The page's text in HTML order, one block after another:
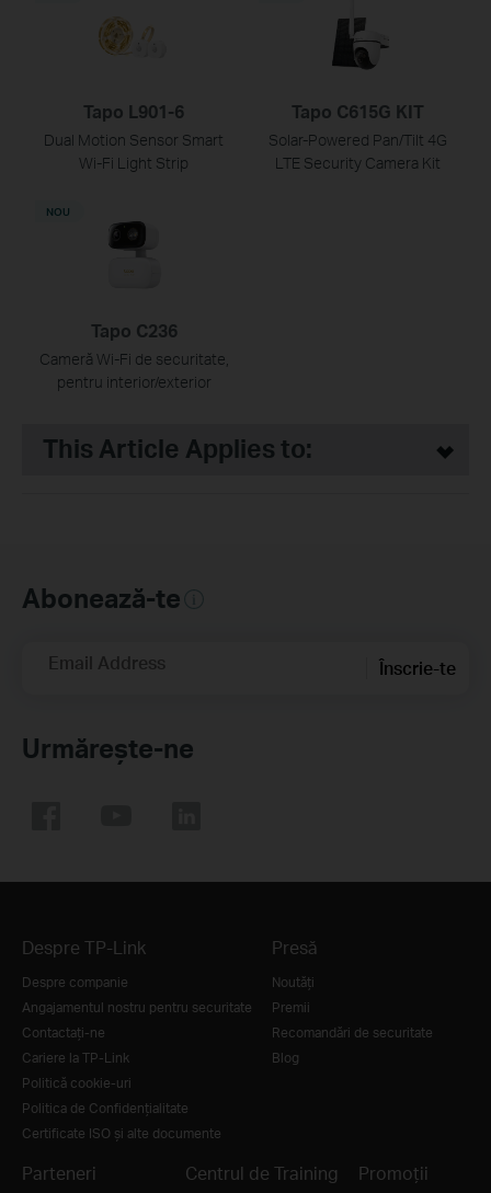
Tapo L901-6
Dual Motion Sensor Smart
Wi-Fi Light Strip
Tapo C615G KIT
Solar-Powered Pan/Tilt 4G
LTE Security Camera Kit
Tapo C236
Cameră Wi-Fi de securitate,
pentru interior/exterior
NOU
This Article Applies to:
Abonează-te
Email Address Înscrie-te
Urmărește-ne
Despre TP-Link
Despre companie
Angajamentul nostru pentru securitate
Contactați-ne
Cariere la TP-Link
Politică cookie-uri
Politica de Confidențialitate
Certificate ISO și alte documente
Presă
Noutăţi
Premii
Recomandări de securitate
Blog
Parteneri Centrul de Training Promoții